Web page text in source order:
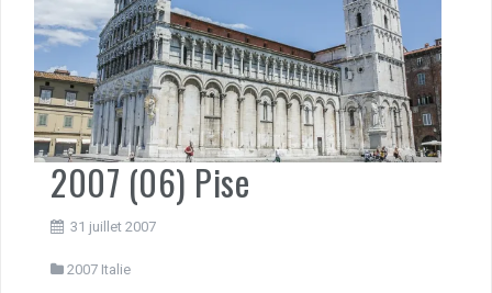
2007 (06) Pise
31 juillet 2007
2007 Italie